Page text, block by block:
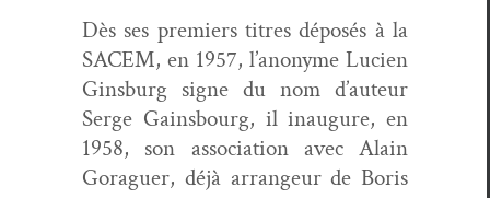
Dès ses pre­miers titres déposés à la
SACEM, en 1957, l’anonyme Lucien
Gins­burg signe du nom d’auteur
Serge Gains­bourg, il inau­gure, en
1958, son asso­ci­a­tion avec Alain
Gor­a­guer, déjà arrangeur de Boris